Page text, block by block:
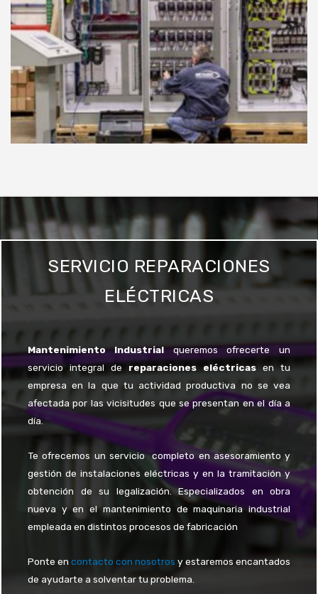
SERVICIO REPARACIONES
ELÉCTRICAS
Mantenimiento Industrialqueremos ofrecerte un
servicio integral de reparaciones eléctricas en tu
empresa en la que tu actividad productiva no se vea
afectada por las vicisitudes que se presentan en el día a
día.
Te ofrecemos un servicio completo en asesoramiento y
gestión de instalaciones eléctricas y en la tramitación y
obtención de su legalización. Especializados en obra
nueva y en el mantenimiento de maquinaria industrial
empleada en distintos procesos de fabricación
Ponte en contacto con nosotros y estaremos encantados
de ayudarte a solventar tu problema.